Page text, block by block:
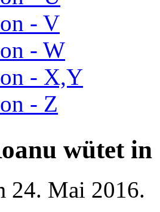
- V
- W
- X,Y
- Z
wütet
24. Mai 2016.